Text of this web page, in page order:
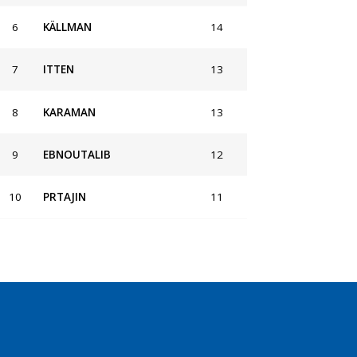
6 KÄLLMAN 14
7 ITTEN 13
8 KARAMAN 13
9 EBNOUTALIB 12
10 PRTAJIN 11